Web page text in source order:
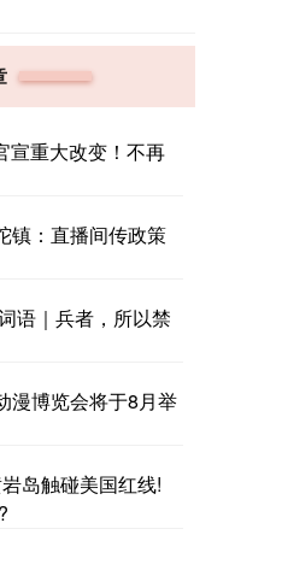
宣重大改变！不再
镇：直播间传政策
语｜兵者，所以禁
漫博览会将于8月举
岛触碰美国红线!